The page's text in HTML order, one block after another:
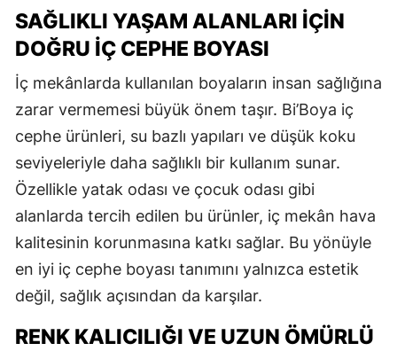
SAĞLIKLI YAŞAM ALANLARI İÇIN
DOĞRU İÇ CEPHE BOYASI
İç mekânlarda kullanılan boyaların insan sağlığına
zarar vermemesi büyük önem taşır. Bi’Boya iç
cephe ürünleri, su bazlı yapıları ve düşük koku
seviyeleriyle daha sağlıklı bir kullanım sunar.
Özellikle yatak odası ve çocuk odası gibi
alanlarda tercih edilen bu ürünler, iç mekân hava
kalitesinin korunmasına katkı sağlar. Bu yönüyle
en iyi iç cephe boyası tanımını yalnızca estetik
değil, sağlık açısından da karşılar.
RENK KALICILIĞI VE UZUN ÖMÜRLÜ